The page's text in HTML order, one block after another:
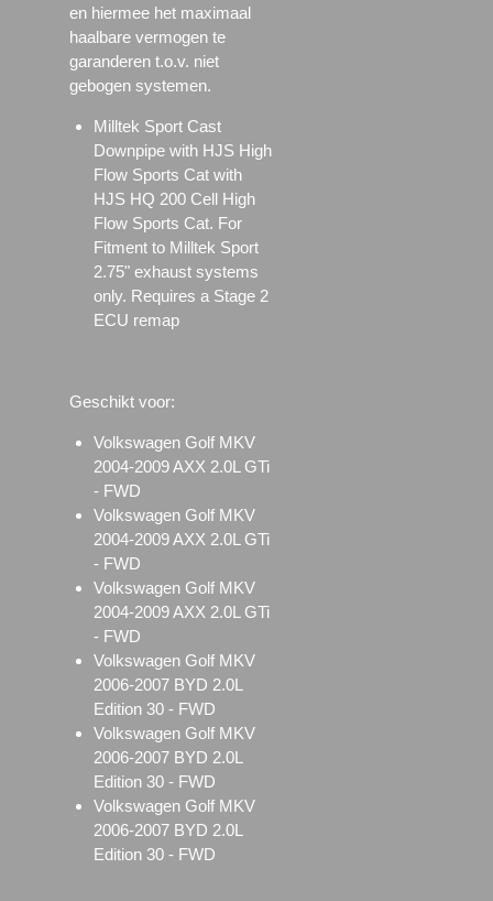
en hiermee het maximaal
haalbare vermogen te
garanderen t.o.v. niet
gebogen systemen.
Milltek Sport Cast
Downpipe with HJS High
Flow Sports Cat with
HJS HQ 200 Cell High
Flow Sports Cat. For
Fitment to Milltek Sport
2.75" exhaust systems
only. Requires a Stage 2
ECU remap
Geschikt voor:
Volkswagen Golf MKV
2004-2009 AXX 2.0L GTi
- FWD
Volkswagen Golf MKV
2004-2009 AXX 2.0L GTi
- FWD
Volkswagen Golf MKV
2004-2009 AXX 2.0L GTi
- FWD
Volkswagen Golf MKV
2006-2007 BYD 2.0L
Edition 30 - FWD
Volkswagen Golf MKV
2006-2007 BYD 2.0L
Edition 30 - FWD
Volkswagen Golf MKV
2006-2007 BYD 2.0L
Edition 30 - FWD